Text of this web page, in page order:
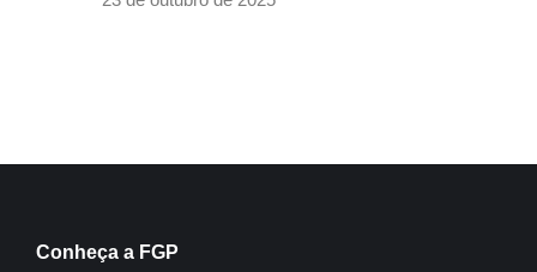
Conheça a FGP